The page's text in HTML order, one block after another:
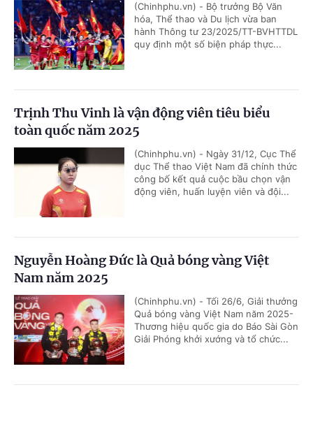
(Chinhphu.vn) - Bộ trưởng Bộ Văn
hóa, Thể thao và Du lịch vừa ban
hành Thông tư 23/2025/TT-BVHTTDL
quy định một số biện pháp thực...
Trịnh Thu Vinh là vận động viên tiêu biểu
toàn quốc năm 2025
(Chinhphu.vn) - Ngày 31/12, Cục Thể
dục Thể thao Việt Nam đã chính thức
công bố kết quả cuộc bầu chọn vận
động viên, huấn luyện viên và đội...
Nguyễn Hoàng Đức là Quả bóng vàng Việt
Nam năm 2025
(Chinhphu.vn) - Tối 26/6, Giải thưởng
Quả bóng vàng Việt Nam năm 2025-
Thương hiệu quốc gia do Báo Sài Gòn
Giải Phóng khởi xướng và tổ chức...